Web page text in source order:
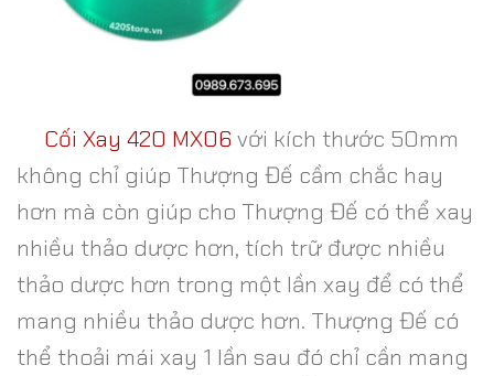
Cối Xay 420 MX06 với kích thước 50mm
không chỉ giúp Thượng Đế cầm chắc hay
hơn mà còn giúp cho Thượng Đế có thể xay
nhiều thảo dược hơn, tích trữ được nhiều
thảo dược hơn trong một lần xay để có thể
mang nhiều thảo dược hơn. Thượng Đế có
thể thoải mái xay 1 lần sau đó chỉ cần mang